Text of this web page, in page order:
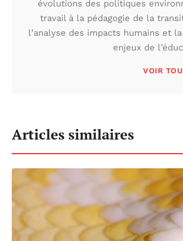
évolutions des politiques
travail à la pédagogie de la
l’analyse des impacts humains et
enjeux de
VOIR
Articles similaires